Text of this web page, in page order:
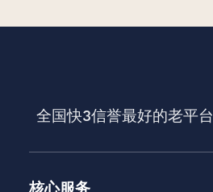
全国快3信誉最好的老平台